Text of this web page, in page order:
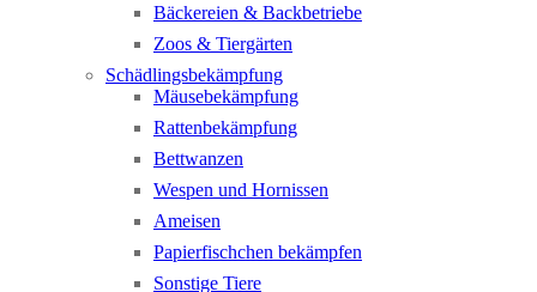
Bäckereien & Backbetriebe
Zoos & Tiergärten
Schädlingsbekämpfung
Mäusebekämpfung
Rattenbekämpfung
Bettwanzen
Wespen und Hornissen
Ameisen
Papierfischchen bekämpfen
Sonstige Tiere